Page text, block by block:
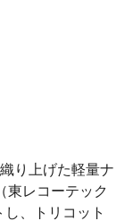
り上げた軽量ナ
東レコーテック
、トリコット